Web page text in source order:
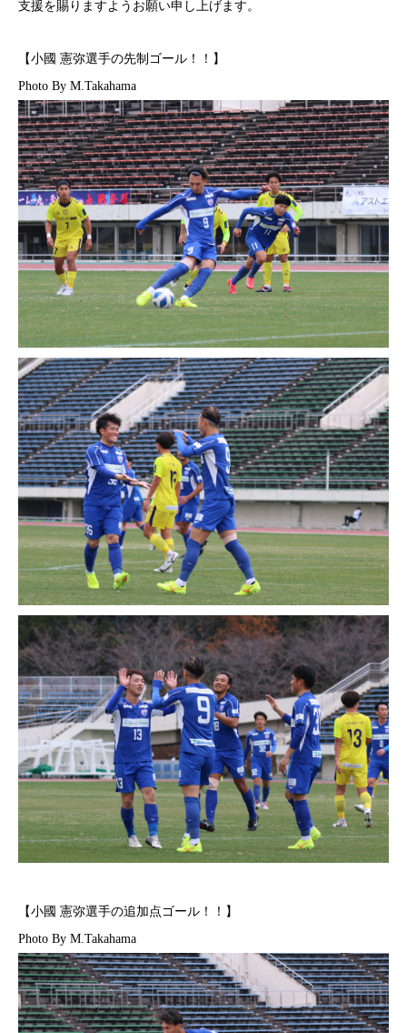
支援を賜りますようお願い申し上げます。
【小國 憲弥選手の先制ゴール！！】
Photo By M.Takahama
【小國 憲弥選手の追加点ゴール！！】
Photo By M.Takahama